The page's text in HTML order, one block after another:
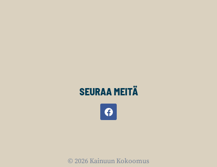
SEURAA MEITÄ
© 2026 Kainuun Kokoomus